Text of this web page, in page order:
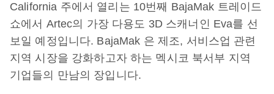
California 주에서 열리는 10번째 BajaMak 트레이드
쇼에서 Artec의 가장 다용도 3D 스캐너인 Eva를 선
보일 예정입니다. BajaMak 은 제조, 서비스업 관련
지역 시장을 강화하고자 하는 멕시코 북서부 지역
기업들의 만남의 장입니다.